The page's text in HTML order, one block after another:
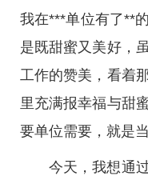
我在***单位有了**
是既甜蜜又美好，
工作的赞美，看着
里充满报幸福与甜
要单位需要，就是
今天，我想通